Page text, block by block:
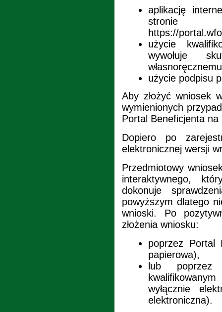
aplikację
stronie
https://
użycie
wywołuje
własnoręcznemu
użycie podpisu
Aby złożyć wniosek
wymienionych
Portal Beneficjenta
Dopiero po
elektronicznej wersji
Przedmiotowy
interaktywnego,
dokonuje
powyższym dlatego
wnioski. Po
złożenia wniosku:
poprzez Portal
papierowa),
lub poprzez
wyłącznie
elektroniczna).